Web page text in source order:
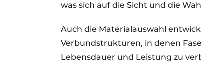
was sich auf die Sicht und die
Auch die Materialauswahl
Verbundstrukturen, in denen
Lebensdauer und Leistung zu